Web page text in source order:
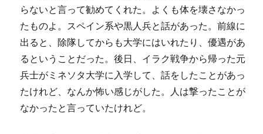
らないと言って勧めてくれた。よくも体を壊さなかっ
たものよ。スペイン系や黒人兵と話があった。前線に
出ると、除隊してからも大学にはいれたり、優遇があ
るということだった。後日、イラク戦争から帰った元
兵士がミネソタ大学に入学して、話をしたことがあっ
たけれど、なんか怖い感じがした。人は撃ったことが
なかったと言っていたけれど。